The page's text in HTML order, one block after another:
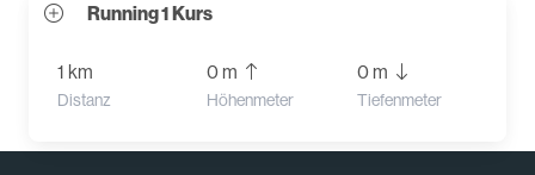
Running 1 Kurs
1 km
Distanz
0 m
Höhenmeter
0 m
Tiefenmeter